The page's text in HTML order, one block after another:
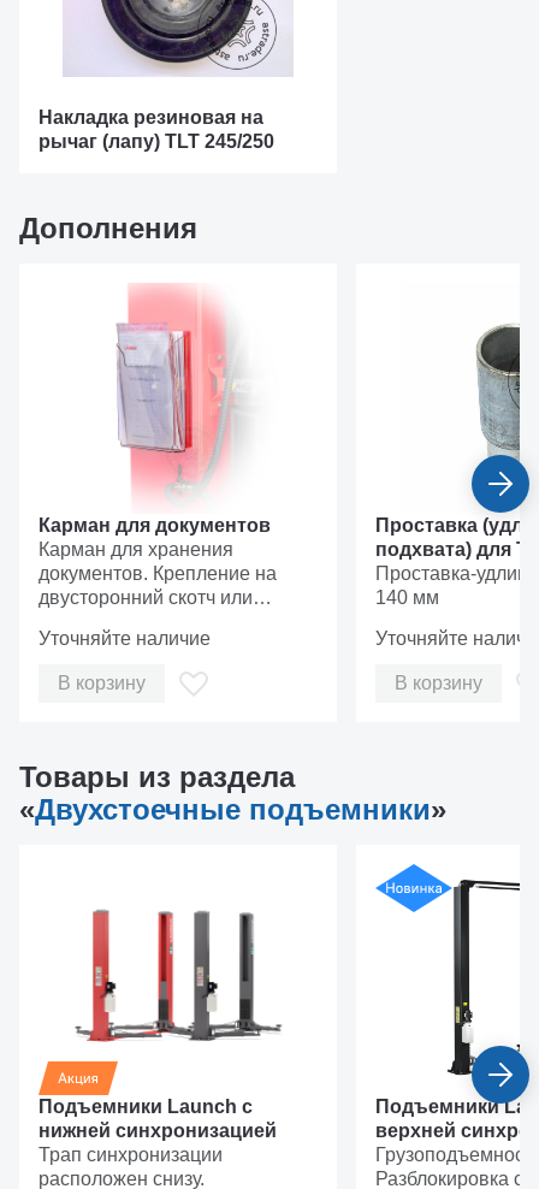
Накладка резиновая на
рычаг (лапу) TLT 245/250
Дополнения
Карман для документов
Карман для хранения
документов. Крепление на
двусторонний скотч или
Уточняйте наличие
В корзину
Проставка
подхвата) для
AT(C) 103203210
Проставка-
140 мм
Уточняйте
В корзину
Товары из раздела
«Двухстоечные подъемники»
Подъемники Launch с
нижней синхронизацией
Трап синхронизации
расположен снизу.
Подъемники
верхней
версии ECO
Разблокировка